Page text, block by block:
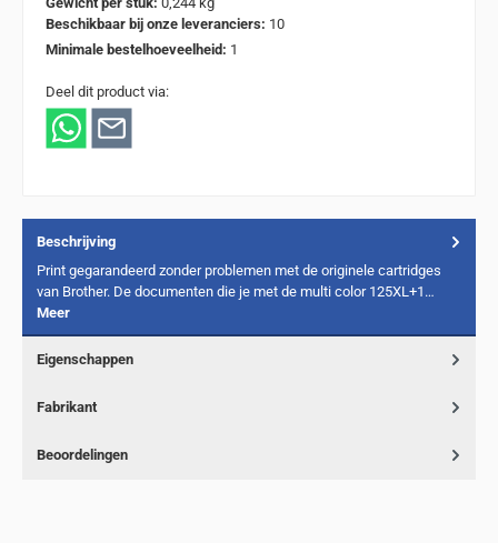
Beschikbaar bij onze leveranciers: 10
Minimale bestelhoeveelheid: 1
Deel dit product via:
Beschrijving
Print gegarandeerd zonder problemen met de originele cartridges
van Brother. De documenten die je met de multi color 125XL+1…
Meer
Eigenschappen
Fabrikant
Beoordelingen